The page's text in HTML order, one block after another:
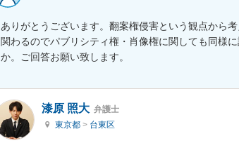
ありがとうございます。翻案権侵害という観点から
関わるのでパブリシティ権・肖像権に関しても同様
か。ご回答お願い致します。
漆原 照大 弁護士
東京都 > 台東区